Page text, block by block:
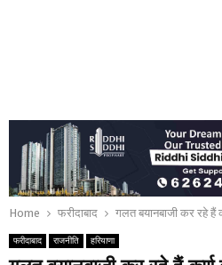
Home फरीदाबाद गलत बयानबाजी कर रहे हैं
फरीदाबाद राजनीति हरियाणा